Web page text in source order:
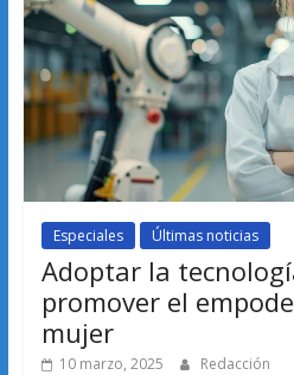
Especiales Últimas noticias
Adoptar la
promover el
mujer
10 marzo, 2025 Redacción